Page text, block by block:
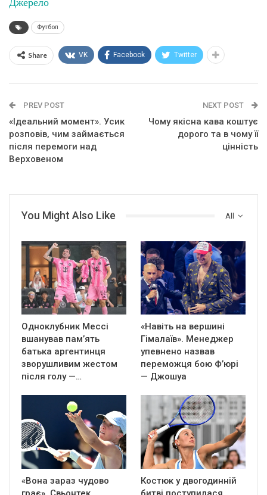
Футбол
Share VK Facebook Twitter
PREV POST
«Ідеальний момент». Усик
розповів, чим займається
після перемоги над
Верховеном
NEXT POST
Чому якісна кава коштує
дорого та в чому її
цінність
All
You Might Also Like
Одноклубник Мессі
вшанував пам’ять
батька аргентинця
зворушливим жестом
після голу —…
«Навіть на вершині
Гімалаїв». Менеджер
упевнено назвав
переможця бою Ф’юрі
— Джошуа
«Вона зараз чудово
Костюк у двогодинній